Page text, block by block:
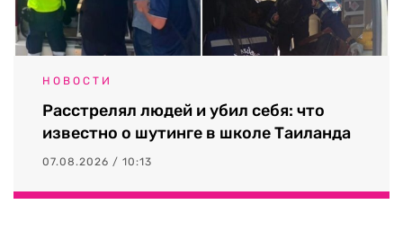
НОВОСТИ
Расстрелял людей и убил себя: что
известно о шутинге в школе Таиланда
07.08.2026 / 10:13